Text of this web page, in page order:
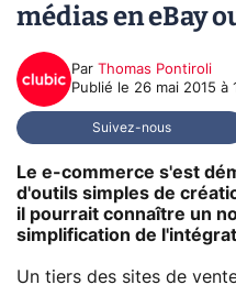
médias en eBay
Par Thomas Pontiroli
Publié le 26 mai 2015 à
Suivez-nous
Le e-commerce s'est
d'outils simples de
il pourrait connaître un
simplification de
Un tiers des sites de